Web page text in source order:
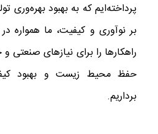
پرداخته‌ایم که به بهبود بهره‌وری
بر نوآوری و کیفیت، ما همواره
راهکارها را برای نیازهای صنعتی
حفظ محیط زیست و بهبود
برداریم.